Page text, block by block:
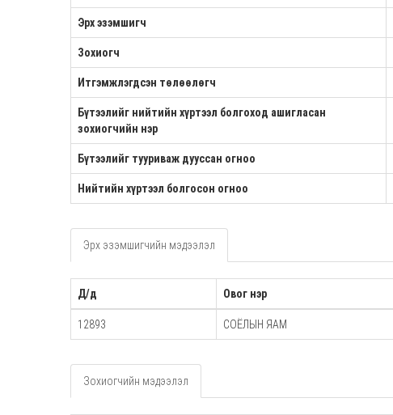
Эрх эзэмшигч
Зохиогч
Итгэмжлэгдсэн төлөөлөгч
Бүтээлийг нийтийн хүртээл болгоход ашигласан
зохиогчийн нэр
Бүтээлийг тууриваж дууссан огноо
Нийтийн хүртээл болгосон огноо
Эрх эзэмшигчийн мэдээлэл
Д/д Овог нэр
12893 СОЁЛЫН ЯАМ
Зохиогчийн мэдээлэл